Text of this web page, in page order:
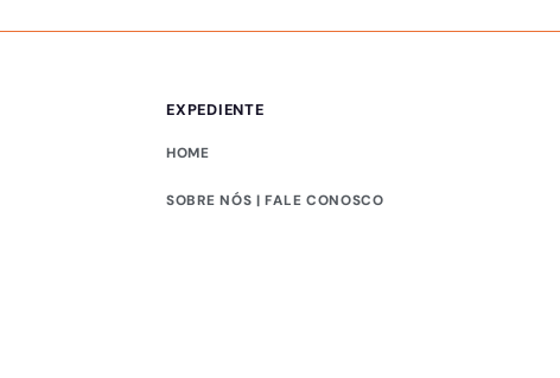
EXPEDIENTE
HOME
SOBRE NÓS | FALE CONOSCO